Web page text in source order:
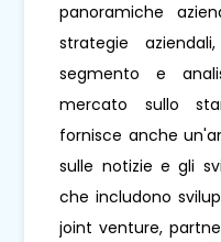
panoramiche
strategie
segmento e
mercato sullo
fornisce anche
sulle notizie e gli
che includono
joint venture,